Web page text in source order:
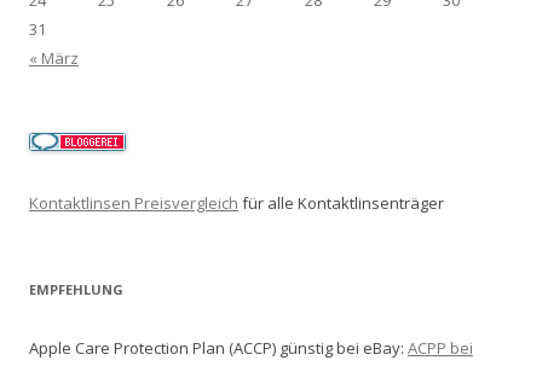
31
« März
Kontaktlinsen Preisvergleich für alle Kontaktlinsenträger
EMPFEHLUNG
Apple Care Protection Plan (ACCP) günstig bei eBay: ACPP bei